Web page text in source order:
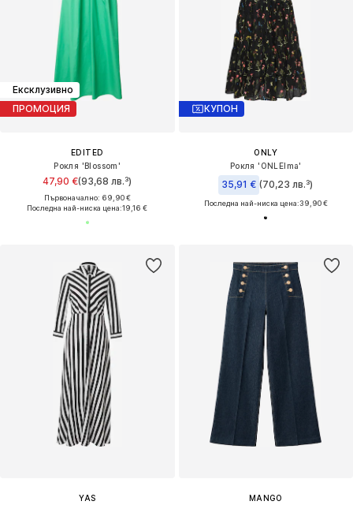
Ексклузивно
ПРОМОЦИЯ
EDITED
Рокля 'Blossom'
47,90 €(93,68 лв.³)
Първоначално: 69,90 €
Последна най-ниска цена:19,16 €
КУПОН
ONLY
Рокля 'ONLElma'
35,91 € (70,23 лв.³)
Последна най-ниска цена:39,90 €
YAS
MANGO